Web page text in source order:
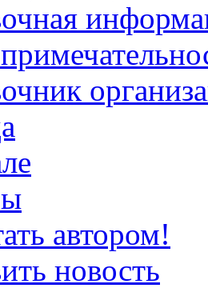
автором!
новость